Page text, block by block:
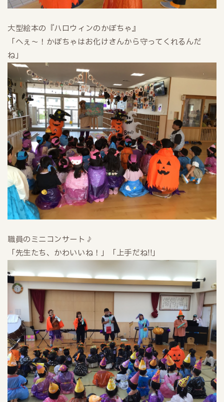
大型絵本の『ハロウィンのかぼちゃ』
「へぇ～！かぼちゃはお化けさんから守ってくれるんだ
ね」
職員のミニコンサート♪
「先生たち、かわいいね！」「上手だね!!」